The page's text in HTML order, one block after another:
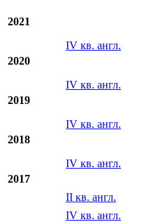
2021
IV кв. англ.
2020
IV кв. англ.
2019
IV кв. англ.
2018
IV кв. англ.
2017
II кв. англ.
IV кв. англ.